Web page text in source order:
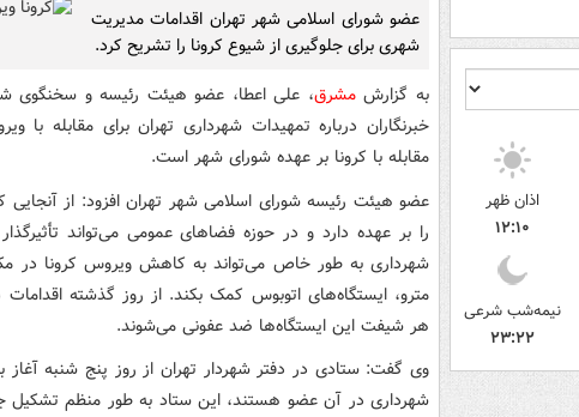
اذان ظهر
۱۲:۱۰
نیمه‌شب شرعی
۲۳:۲۲
عضو شورای اسلامی شهر تهران اقدامات مدیریت
شهری برای جلوگیری از شیوع کرونا را تشریح کرد.
به گزارشمشرق، علی اعطا، عضو هیئت رئیسه و سخنگوی
خبرنگاران درباره تمهیدات شهرداری تهران برای مقابله
مقابله با کرونا بر عهده شورای شهر است.
عضو هیئت رئیسه شورای اسلامی شهر تهران افزود: از
را بر عهده دارد و در حوزه فضاهای عمومی می‌تواند
شهرداری به طور خاص می‌تواند به کاهش ویروس کرونا در
مترو، ایستگاه‌های اتوبوس کمک بکند. از روز گذشته
هر شیفت این ایستگاه‌ها ضد عفونی می‌شوند.
وی گفت: ستادی در دفتر شهردار تهران از روز پنج شنبه آغاز
شهرداری در آن عضو هستند، این ستاد به طور منظم